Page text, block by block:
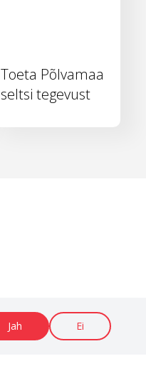
Jah Ei
Toeta Põlvamaa
seltsi tegevust